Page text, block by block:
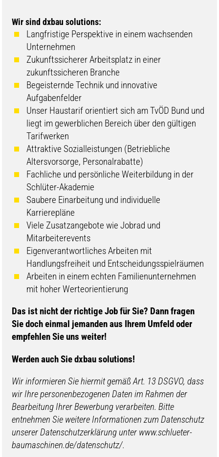
Wir sind dxbau solutions:
Langfristige Perspektive in einem wachsenden
Unternehmen
Zukunftssicherer Arbeitsplatz in einer
zukunftssicheren Branche
Begeisternde Technik und innovative
Aufgabenfelder
Unser Haustarif orientiert sich am TvÖD Bund und
liegt im gewerblichen Bereich über den gültigen
Tarifwerken
Attraktive Sozialleistungen (Betriebliche
Altersvorsorge, Personalrabatte)
Fachliche und persönliche Weiterbildung in der
Schlüter-Akademie
Saubere Einarbeitung und individuelle
Karrierepläne
Viele Zusatzangebote wie Jobrad und
Mitarbeiterevents
Eigenverantwortliches Arbeiten mit
Handlungsfreiheit und Entscheidungsspielräumen
Arbeiten in einem echten Familienunternehmen
mit hoher Werteorientierung
​​Das ist nicht der richtige Job für Sie? Dann fragen
Sie doch einmal jemanden aus Ihrem Umfeld oder
empfehlen Sie uns weiter!
Werden auch Sie dxbau solutions!
Wir informieren Sie hiermit gemäß Art. 13 DSGVO, dass
wir Ihre personenbezogenen Daten im Rahmen der
Bearbeitung Ihrer Bewerbung verarbeiten. Bitte
entnehmen Sie weitere Informationen zum Datenschutz
unserer Datenschutzerklärung unter www.schlueter-
baumaschinen.de/datenschutz/.